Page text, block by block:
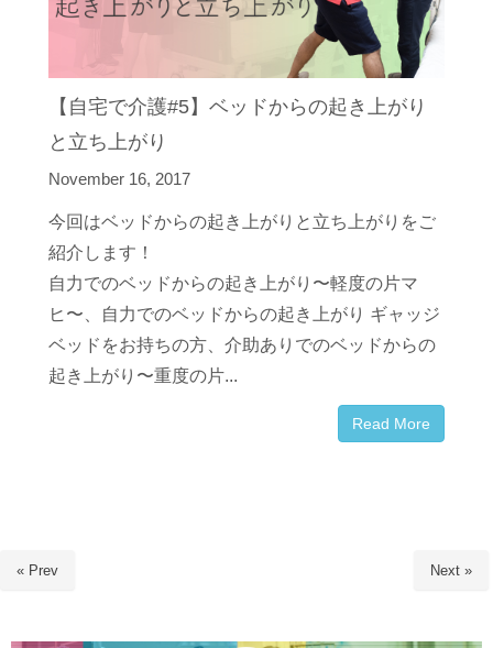
【自宅で介護#5】ベッドからの起き上がり
と立ち上がり
November 16, 2017
今回はベッドからの起き上がりと立ち上がりをご
紹介します！
自力でのベッドからの起き上がり〜軽度の片マ
ヒ〜、自力でのベッドからの起き上がり ギャッジ
ベッドをお持ちの方、介助ありでのベッドからの
起き上がり〜重度の片...
Read More
« Prev Next »